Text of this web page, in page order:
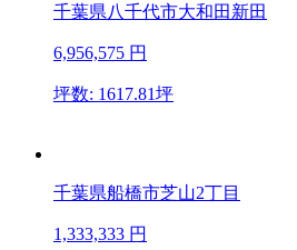
千葉県八千代市大和田新田
6,956,575 円
坪数: 1617.81坪
千葉県船橋市芝山2丁目
1,333,333 円